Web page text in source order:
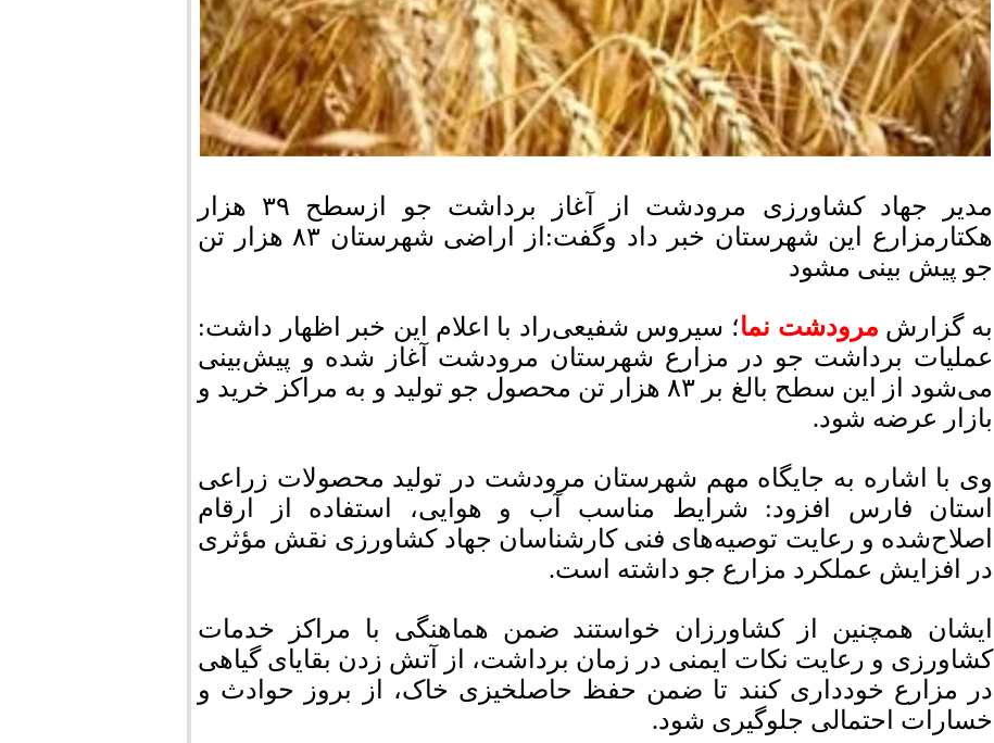
مدیر جهاد کشاورزی مرودشت از آغاز برداشت جو ازسطح ۳۹ هزار
هکتارمزارع این شهرستان خبر داد وگفت:از اراضی شهرستان ۸۳ هزار تن
جو پیش بینی مشود
به گزارش مرودشت نما؛ سیروس شفیعی‌راد با اعلام این خبر اظهار داشت:
عملیات برداشت جو در مزارع شهرستان مرودشت آغاز شده و پیش‌بینی
می‌شود از این سطح بالغ بر ۸۳ هزار تن محصول جو تولید و به مراکز خرید و
بازار عرضه شود.
وی با اشاره به جایگاه مهم شهرستان مرودشت در تولید محصولات زراعی
استان فارس افزود: شرایط مناسب آب و هوایی، استفاده از ارقام
اصلاح‌شده و رعایت توصیه‌های فنی کارشناسان جهاد کشاورزی نقش مؤثری
در افزایش عملکرد مزارع جو داشته است.
ایشان همچنین از کشاورزان خواستند ضمن هماهنگی با مراکز خدمات
کشاورزی و رعایت نکات ایمنی در زمان برداشت، از آتش زدن بقایای گیاهی
در مزارع خودداری کنند تا ضمن حفظ حاصلخیزی خاک، از بروز حوادث و
خسارات احتمالی جلوگیری شود.